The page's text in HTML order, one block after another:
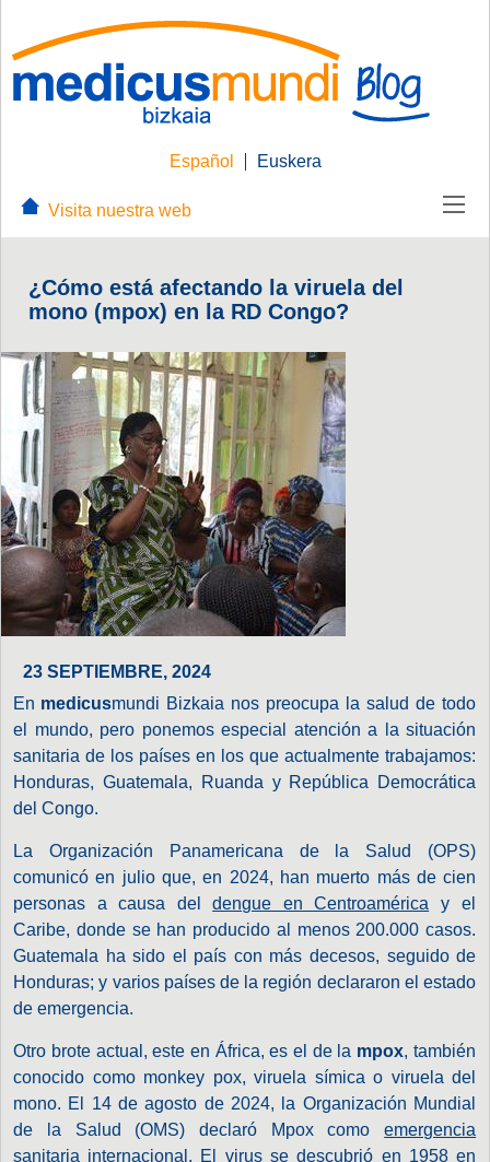
Español Euskera
Visita nuestra web
¿Cómo está afectando la viruela del
mono (mpox) en la RD Congo?
23 SEPTIEMBRE, 2024
En medicusmundi Bizkaia nos preocupa la salud de todo
el mundo, pero ponemos especial atención a la situación
sanitaria de los países en los que actualmente trabajamos:
Honduras, Guatemala, Ruanda y República Democrática
del Congo.
La Organización Panamericana de la Salud (OPS)
comunicó en julio que, en 2024, han muerto más de cien
personas a causa deldengue en Centroamérica y el
Caribe, donde se han producido al menos 200.000 casos.
Guatemala ha sido el país con más decesos, seguido de
Honduras; y varios países de la región declararon el estado
de emergencia.
Otro brote actual, este en África, es el de la mpox, también
conocido como monkey pox, viruela símica o viruela del
mono. El 14 de agosto de 2024, la Organización Mundial
de la Salud (OMS) declaró Mpox comoemergencia
sanitaria internacional . El virus se descubrió en 1958 en